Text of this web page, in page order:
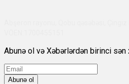
Abunə ol və Xəbərlərdən birinci sən
Abunə ol